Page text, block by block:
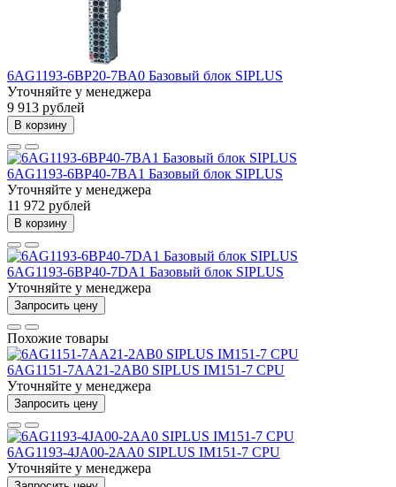
6AG1193-6BP20-7BA0 Базовый блок SIPLUS
Уточняйте у менеджера
9 913 рублей
В корзину
6AG1193-6BP40-7BA1 Базовый блок SIPLUS
Уточняйте у менеджера
11 972 рублей
В корзину
6AG1193-6BP40-7DA1 Базовый блок SIPLUS
Уточняйте у менеджера
Запросить цену
Похожие товары
6AG1151-7AA21-2AB0 SIPLUS IM151-7 CPU
Уточняйте у менеджера
Запросить цену
6AG1193-4JA00-2AA0 SIPLUS IM151-7 CPU
Уточняйте у менеджера